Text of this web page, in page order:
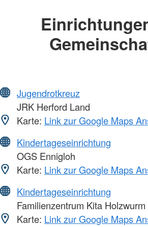
Jugendrotkreuz
JRK Herford Land
Karte: Link zur Google Maps
Kindertageseinrichtung
OGS Ennigloh
Karte: Link zur Google Maps
Kindertageseinrichtung
Familienzentrum Kita
Karte: Link zur Google Maps